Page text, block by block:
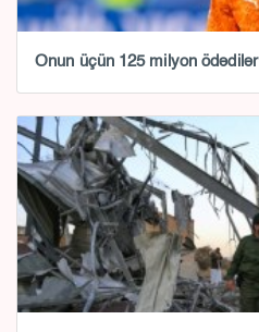
Onun üçün 125 milyon ödədilər